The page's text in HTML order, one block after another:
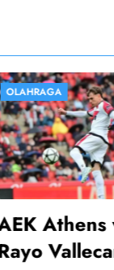
EKONOMI
Harga
Logam